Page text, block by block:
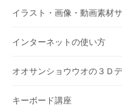
イラスト・画像・動画素材
インターネットの使い方
オオサンショウウオの３Ｄ
キーボード講座